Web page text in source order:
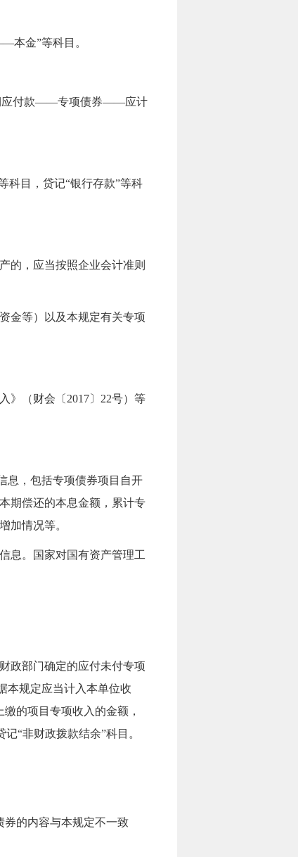
—本金”等科目。
付款——专项债券——应计
科目，贷记“银行存款”等科
的 ，应当按照企业会计准则
金等）以及本规定有关专项
》（财会 〔2017〕22号）等
息，包括专项债券项目自开
期偿还的本息金额，累计专
加情况等。
息。国家对国有资产管理工
政部门确定的应付未付专项
本规定应当计入本单位收
的项目专项收入的金额，
“非财政拨款结余”科目。
券的内容与本规定不一致